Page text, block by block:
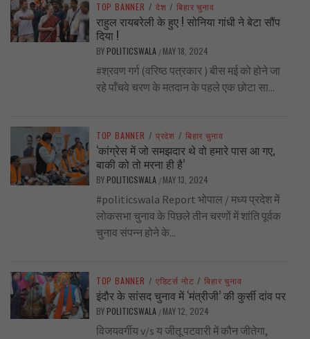
TOP BANNER / देश / बिहार चुनाव
राहुल रायबरेली के हुए ! सोनिया गांधी ने बेटा सौंप
दिया !
BY POLITICSWALA / MAY 18, 2024
#श्रवण गर्ग (वरिष्ठ पत्रकार ) बीस मई को होने जा
रहे पाँचवे चरण के मतदान के पहले एक छोटा सा...
TOP BANNER / प्रदेश / बिहार चुनाव
‘कांग्रेस में जो समझदार थे वो हमारे पास आ गए,
बाकी को तो मरना ही है’
BY POLITICSWALA / MAY 13, 2024
#politicswala Report भोपाल / मध्य प्रदेश में
लोकसभा चुनाव के पिछले तीन चरणों में शांति पूर्वक
चुनाव संपन्न होने के...
TOP BANNER / एडिटर्स नोट / बिहार चुनाव
इंदौर के सांसद चुनाव में ‘मंत्रीजी’ की कुर्सी दांव पर
BY POLITICSWALA / MAY 12, 2024
विजयवर्गीय v/s य जीतू पटवारी में कौन जीतेगा,